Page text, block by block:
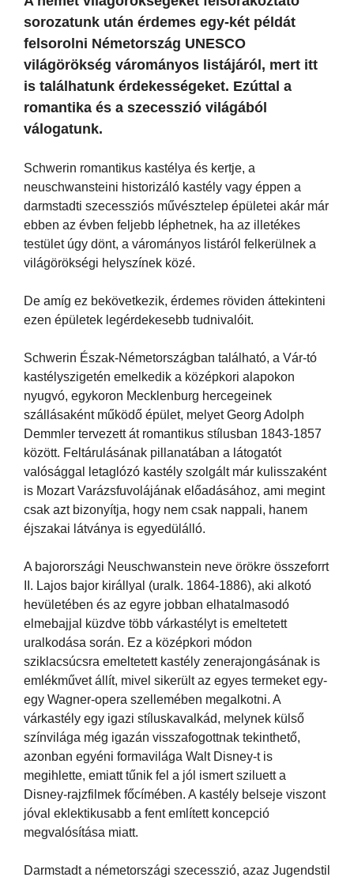
sorozatunk után érdemes egy-két példát
felsorolni Németország UNESCO
világörökség várományos listájáról, mert itt
is találhatunk érdekességeket. Ezúttal a
romantika és a szecesszió világából
válogatunk.
Schwerin romantikus kastélya és kertje, a
neuschwansteini historizáló kastély vagy éppen a
darmstadti szecessziós művésztelep épületei akár már
ebben az évben feljebb léphetnek, ha az illetékes
testület úgy dönt, a várományos listáról felkerülnek a
világörökségi helyszínek közé.
De amíg ez bekövetkezik, érdemes röviden áttekinteni
ezen épületek legérdekesebb tudnivalóit.
Schwerin Észak-Németországban található, a Vár-tó
kastélyszigetén emelkedik a középkori alapokon
nyugvó, egykoron Mecklenburg hercegeinek
szállásaként működő épület, melyet Georg Adolph
Demmler tervezett át romantikus stílusban 1843-1857
között. Feltárulásának pillanatában a látogatót
valósággal letaglózó kastély szolgált már kulisszaként
is Mozart Varázsfuvolájának előadásához, ami megint
csak azt bizonyítja, hogy nem csak nappali, hanem
éjszakai látványa is egyedülálló.
A bajorországi Neuschwanstein neve örökre összeforrt
II. Lajos bajor királlyal (uralk. 1864-1886), aki alkotó
hevületében és az egyre jobban elhatalmasodó
elmebajjal küzdve több várkastélyt is emeltetett
uralkodása során. Ez a középkori módon
sziklacsúcsra emeltetett kastély zenerajongásának is
emlékművet állít, mivel sikerült az egyes termeket egy-
egy Wagner-opera szellemében megalkotni. A
várkastély egy igazi stíluskavalkád, melynek külső
színvilága még igazán visszafogottnak tekinthető,
azonban egyéni formavilága Walt Disney-t is
megihlette, emiatt tűnik fel a jól ismert sziluett a
Disney-rajzfilmek főcímében. A kastély belseje viszont
jóval eklektikusabb a fent említett koncepció
megvalósítása miatt.
Darmstadt a németországi szecesszió, azaz Jugendstil